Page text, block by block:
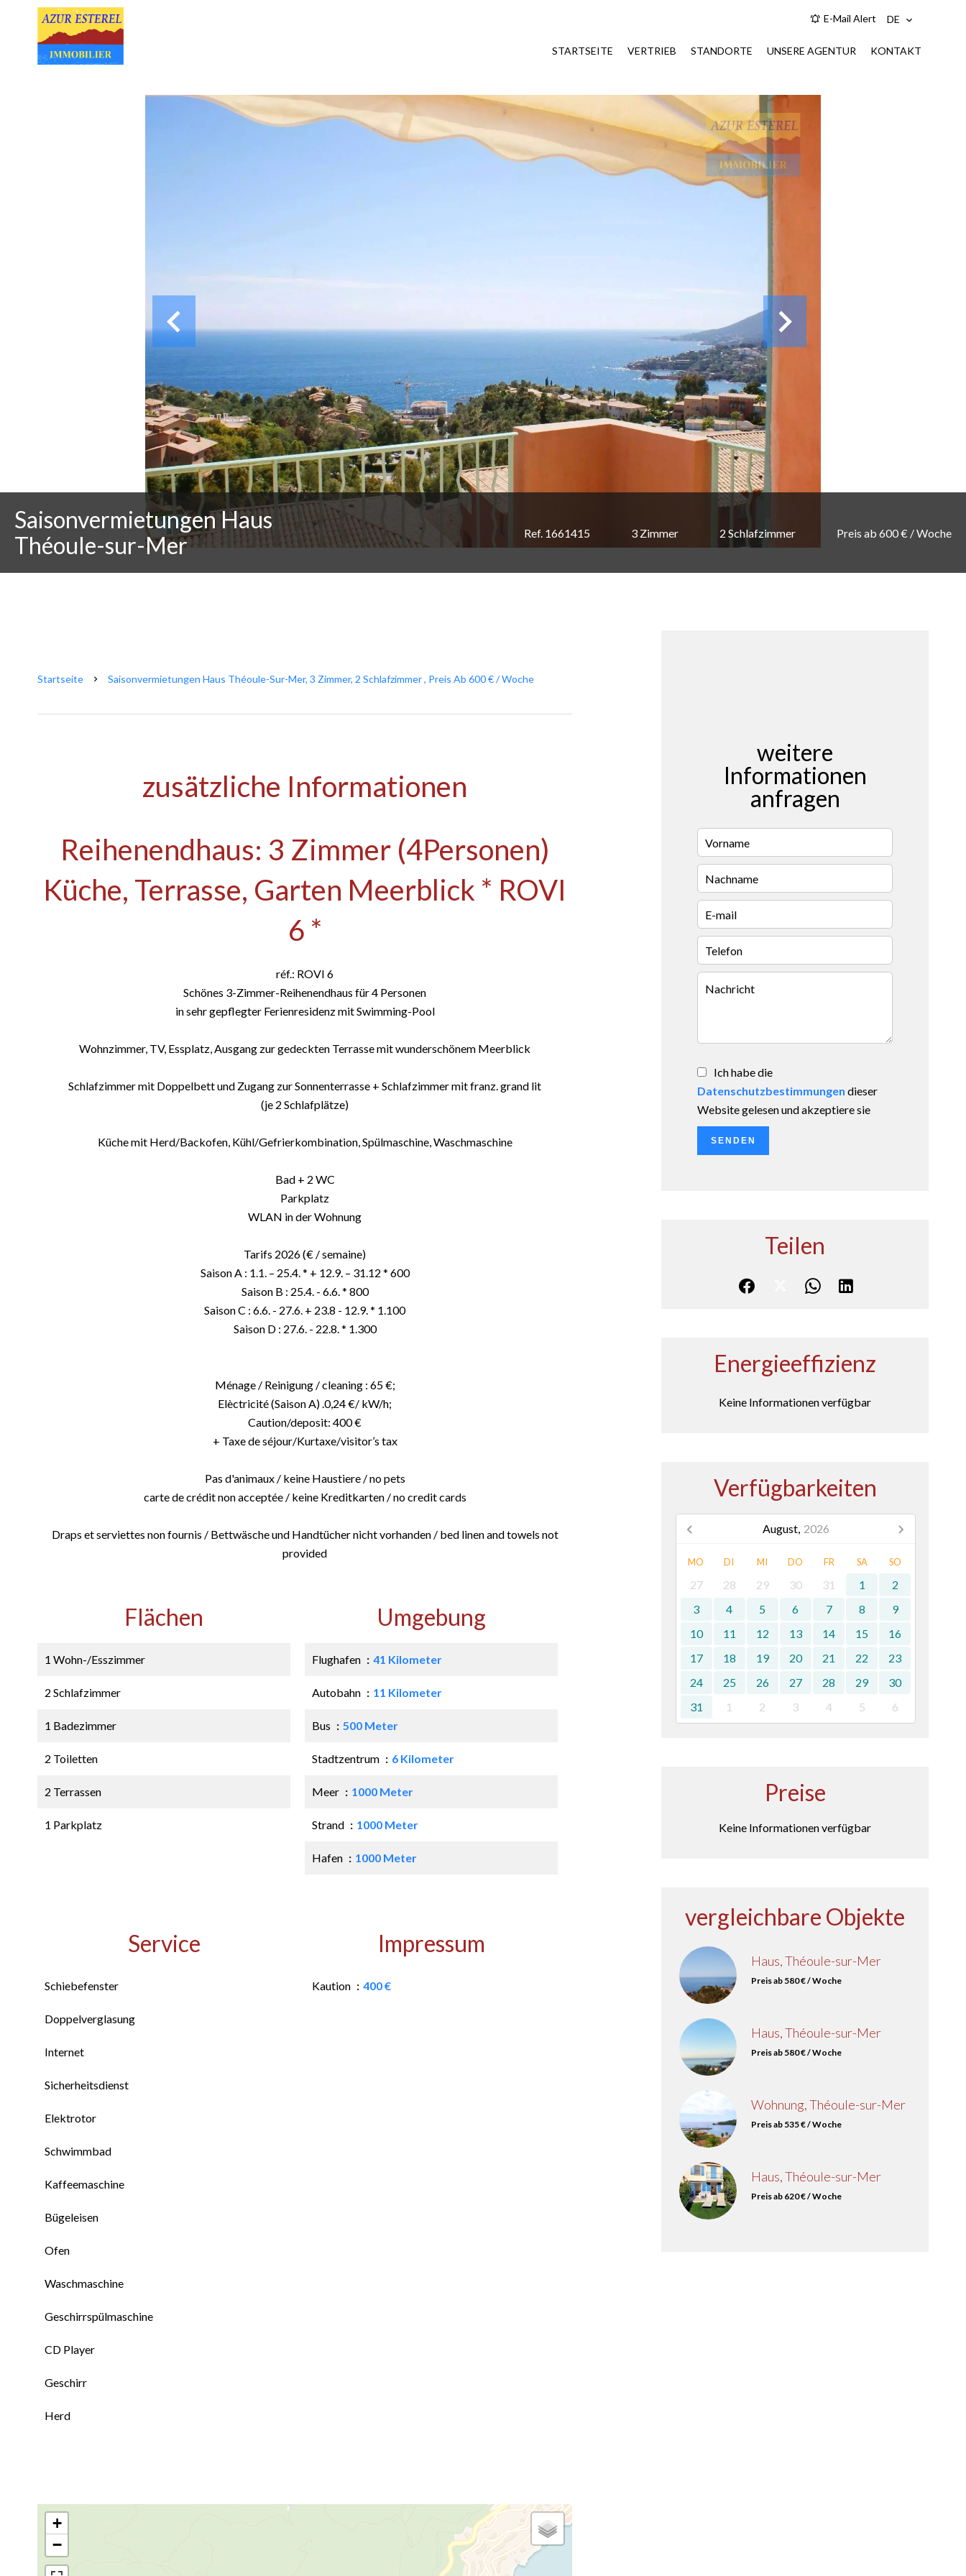
E-Mail Alert DE
STARTSEITE VERTRIEB STANDORTE UNSERE AGENTUR KONTAKT
Saisonvermietungen Haus
Théoule-sur-Mer
Ref. 1661415 3 Zimmer 2 Schlafzimmer Preis ab 600 € / Woche
Startseite Saisonvermietungen Haus Théoule-Sur-Mer, 3 Zimmer, 2 Schlafzimmer , Preis Ab 600 € / Woche
zusätzliche Informationen
Reihenendhaus: 3 Zimmer (4Personen)
Küche, Terrasse, Garten Meerblick * ROVI
6 *
réf.: ROVI 6
Schönes 3-Zimmer-Reihenendhaus für 4 Personen
in sehr gepflegter Ferienresidenz mit Swimming-Pool
Wohnzimmer, TV, Essplatz, Ausgang zur gedeckten Terrasse mit wunderschönem Meerblick
Schlafzimmer mit Doppelbett und Zugang zur Sonnenterrasse + Schlafzimmer mit franz. grand lit
(je 2 Schlafplätze)
Küche mit Herd/Backofen, Kühl/Gefrierkombination, Spülmaschine, Waschmaschine
Bad + 2 WC
Parkplatz
WLAN in der Wohnung
Tarifs 2026 (€ / semaine)
Saison A : 1.1. – 25.4. * + 12.9. – 31.12 * 600
Saison B : 25.4. - 6.6. * 800
Saison C : 6.6. - 27.6. + 23.8 - 12.9. * 1.100
Saison D : 27.6. - 22.8. * 1.300
Ménage / Reinigung / cleaning : 65 €;
Elèctricité (Saison A) .0,24 €/ kW/h;
Caution/deposit: 400 €
+ Taxe de séjour/Kurtaxe/visitor’s tax
Pas d'animaux / keine Haustiere / no pets
carte de crédit non acceptée / keine Kreditkarten / no credit cards
Draps et serviettes non fournis / Bettwäsche und Handtücher nicht vorhanden / bed linen and towels not
provided
Flächen
1 Wohn-/Esszimmer
2 Schlafzimmer
1 Badezimmer
2 Toiletten
2 Terrassen
1 Parkplatz
Umgebung
Flughafen 41 Kilometer
Autobahn 11 Kilometer
Bus 500 Meter
Stadtzentrum 6 Kilometer
Meer 1000 Meter
Strand 1000 Meter
Hafen 1000 Meter
Service
Schiebefenster
Doppelverglasung
Internet
Sicherheitsdienst
Elektrotor
Schwimmbad
Kaffeemaschine
Bügeleisen
Ofen
Waschmaschine
Geschirrspülmaschine
CD Player
Geschirr
Herd
Impressum
Kaution 400 €
+
−
weitere
Informationen
anfragen
Ich habe die
Datenschutzbestimmungen dieser
Website gelesen und akzeptiere sie
SENDEN
Teilen
Energieeffizienz
Keine Informationen verfügbar
Verfügbarkeiten
August, 2026
MO DI MI DO FR SA SO
27 28 29 30 31 1
2
3
4 5 6 7 8
9
10
11 12 13 14 15
16
17
18 19 20 21 22
23
24
25 26 27 28 29
30
31
1 2 3 4 5 6
Preise
Keine Informationen verfügbar
vergleichbare Objekte
Haus, Théoule-sur-Mer
Preis ab 580 € / Woche
Haus, Théoule-sur-Mer
Preis ab 580 € / Woche
Wohnung, Théoule-sur-Mer
Preis ab 535 € / Woche
Haus, Théoule-sur-Mer
Preis ab 620 € / Woche